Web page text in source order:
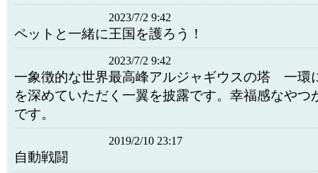
2023/7/2 9:42
ペットと一緒に王国を護ろう！
2023/7/2 9:42
一象徴的な世界最高峰アルジャギウスの塔 一環
を深めていただく一翼を披露です。幸福感なやつ
です。
2019/2/10 23:17
自動戦闘